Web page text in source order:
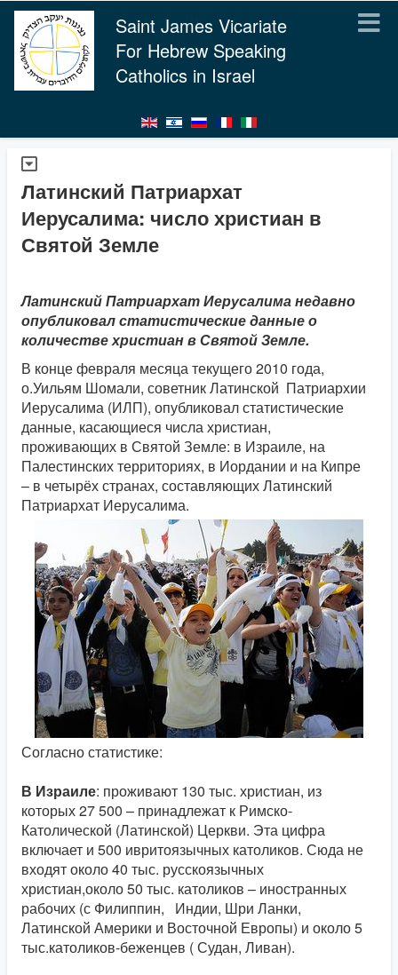
Saint James Vicariate
For Hebrew Speaking
Catholics in Israel
Латинский Патриархат
Иерусалима: число христиан в
Святой Земле
Латинский Патриархат Иерусалима недавно
опубликовал статистические данные о
количестве христиан в Святой Земле.
В конце февраля месяца текущего 2010 года,
о.Уильям Шомали, советник Латинской Патриархии
Иерусалима (ИЛП), опубликовал статистические
данные, касающиеся числа христиан,
проживающих в Святой Земле: в Израиле, на
Палестинских территориях, в Иордании и на Кипре
– в четырёх странах, составляющих Латинский
Патриархат Иерусалима.
Согласно статистике:
В Израиле: проживают 130 тыс. христиан, из
которых 27 500 – принадлежат к Римско-
Католической (Латинской) Церкви. Эта цифра
включает и 500 ивритоязычных католиков. Сюда не
входят около 40 тыс. русскоязычных
христиан,около 50 тыс. католиков – иностранных
рабочих (с Филиппин, Индии, Шри Ланки,
Латинской Америки и Восточной Европы) и около 5
тыс.католиков-беженцев ( Судан, Ливан).